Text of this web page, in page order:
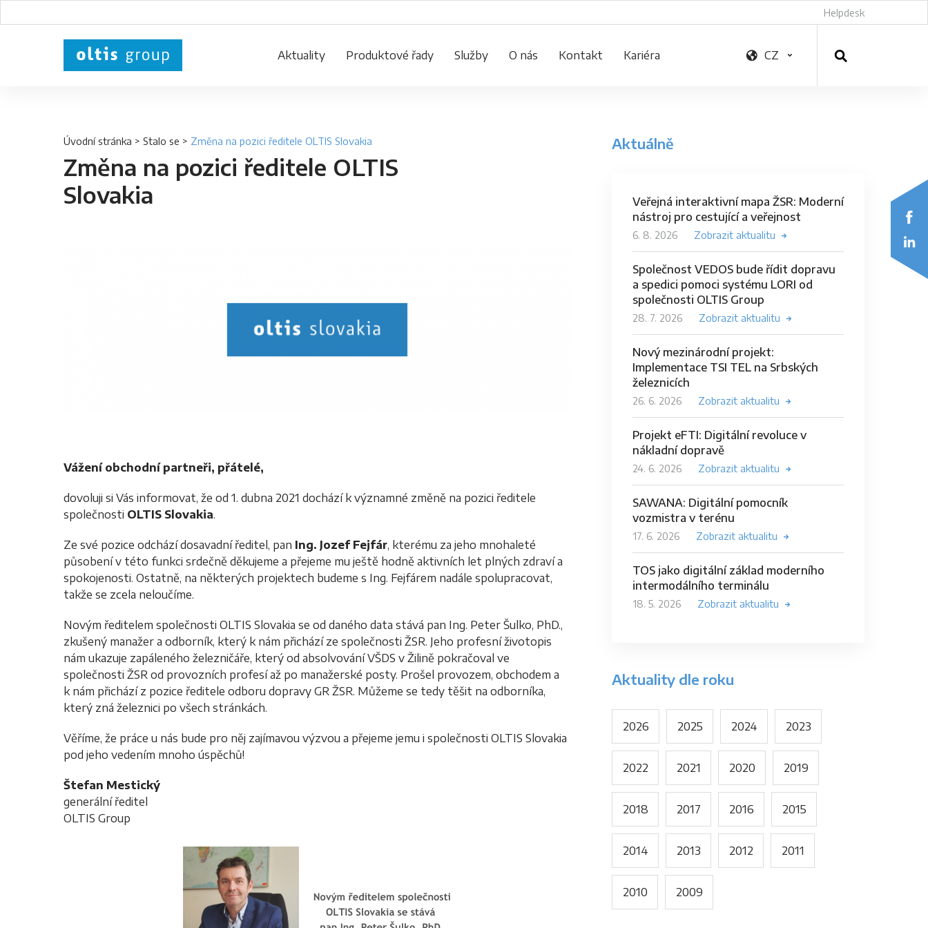
Helpdesk
Aktuality Produktové řady Služby O nás Kontakt Kariéra CZ
Úvodní stránka > Stalo se > Změna na pozici ředitele OLTIS Slovakia
Změna na pozici ředitele OLTIS
Slovakia
Vážení obchodní partneři, přátelé,
dovoluji si Vás informovat, že od 1. dubna 2021 dochází k významné změně na pozici ředitele
společnosti OLTIS Slovakia.
Ze své pozice odchází dosavadní ředitel, pan Ing. Jozef Fejfár, kterému za jeho mnohaleté
působení v této funkci srdečně děkujeme a přejeme mu ještě hodně aktivních let plných zdraví a
spokojenosti. Ostatně, na některých projektech budeme s Ing. Fejfárem nadále spolupracovat,
takže se zcela neloučíme.
Novým ředitelem společnosti OLTIS Slovakia se od daného data stává pan Ing. Peter Šulko, PhD.,
zkušený manažer a odborník, který k nám přichází ze společnosti ŽSR. Jeho profesní životopis
nám ukazuje zapáleného železničáře, který od absolvování VŠDS v Žilině pokračoval ve
společnosti ŽSR od provozních profesí až po manažerské posty. Prošel provozem, obchodem a
k nám přichází z pozice ředitele odboru dopravy GR ŽSR. Můžeme se tedy těšit na odborníka,
který zná železnici po všech stránkách.
Věříme, že práce u nás bude pro něj zajímavou výzvou a přejeme jemu i společnosti OLTIS Slovakia
pod jeho vedením mnoho úspěchů!
Štefan Mestický
generální ředitel
OLTIS Group
Aktuálně
Veřejná interaktivní mapa ŽSR: Moderní
nástroj pro cestující a veřejnost
6. 8. 2026 Zobrazit aktualitu
Společnost VEDOS bude řídit dopravu
a spedici pomoci systému LORI od
společnosti OLTIS Group
28. 7. 2026 Zobrazit aktualitu
Nový mezinárodní projekt:
Implementace TSI TEL na Srbských
železnicích
26. 6. 2026 Zobrazit aktualitu
Projekt eFTI: Digitální revoluce v
nákladní dopravě
24. 6. 2026 Zobrazit aktualitu
SAWANA: Digitální pomocník
vozmistra v terénu
17. 6. 2026 Zobrazit aktualitu
TOS jako digitální základ moderního
intermodálního terminálu
18. 5. 2026 Zobrazit aktualitu
Aktuality dle roku
2026 2025 2024 2023
2022 2021 2020 2019
2018 2017 2016 2015
2014 2013 2012 2011
2010 2009